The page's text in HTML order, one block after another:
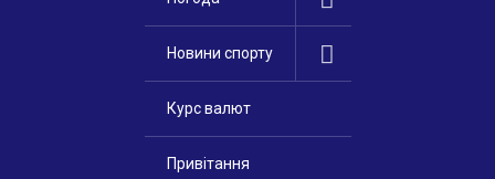
Новини спорту
Курс валют
Привітання